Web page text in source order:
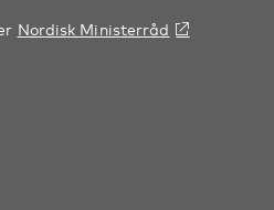
Nordisk Ministerråd